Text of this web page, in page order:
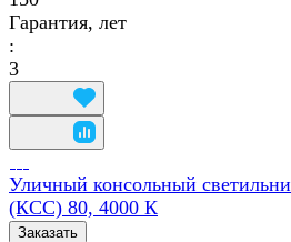
Гарантия, лет
:
3
Уличный консольный
(КСС) 80, 4000 К
Заказать